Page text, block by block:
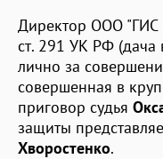
Директор ООО "ГИС
ст. 291 УК РФ (дача
лично за
совершенная в
приговор судья
защиты
Хворостенко.